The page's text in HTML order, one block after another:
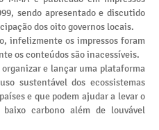
sendo apresentado e discutido
dos oito governos locais.
infelizmente os impressos foram
os conteúdos são inacessíveis.
e lançar uma plataforma
sustentável dos ecossistemas
e que podem ajudar a levar o
carbono além de louvável